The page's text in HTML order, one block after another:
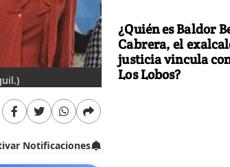
Notificaciones
¿Quién es Baldor
Cabrera, el
justicia vincula
Los Lobos?